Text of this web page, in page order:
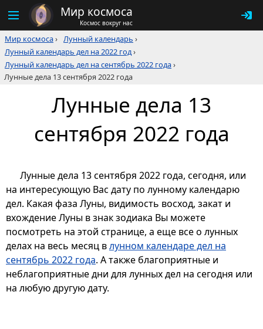
Мир космоса
Космос вокруг нас
Мир космоса› Лунный календарь ›
Лунный календарь дел на 2022 год›
Лунный календарь дел на сентябрь 2022 года›
Лунные дела 13 сентября 2022 года
Лунные дела 13
сентября 2022 года
Лунные дела 13 сентября 2022 года, сегодня, или
на интересующую Вас дату по лунному календарю
дел. Какая фаза Луны, видимость восход, закат и
вхождение Луны в знак зодиака Вы можете
посмотреть на этой странице, а еще все о лунных
делах на весь месяц влунном календаре дел на
сентябрь 2022 года. А также благоприятные и
неблагоприятные дни для лунных дел на сегодня или
на любую другую дату.